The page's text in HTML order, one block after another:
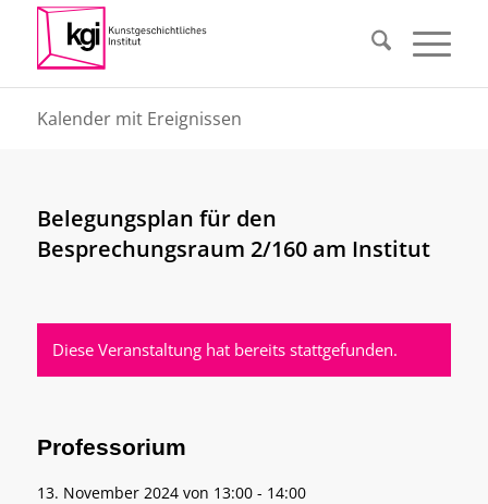
Kalender mit Ereignissen
Belegungsplan für den
Besprechungsraum 2/160 am Institut
Diese Veranstaltung hat bereits stattgefunden.
Professorium
13. November 2024 von 13:00- 14:00